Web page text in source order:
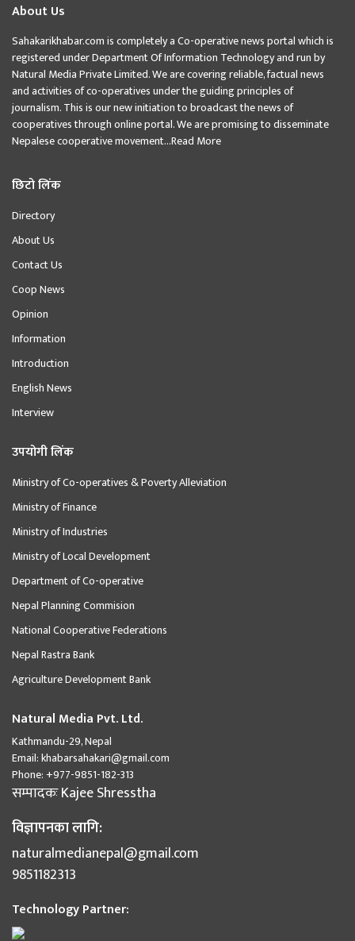
About Us
Sahakarikhabar.com is completely a Co-operative news portal which is
registered under Department Of Information Technology and run by
Natural Media Private Limited. We are covering reliable, factual news
and activities of co-operatives under the guiding principles of
journalism. This is our new initiation to broadcast the news of
cooperatives through online portal. We are promising to disseminate
Nepalese cooperative movement...Read More
छिटो लिंक
Directory
About Us
Contact Us
Coop News
Opinion
Information
Introduction
English News
Interview
उपयोगी लिंक
Ministry of Co-operatives & Poverty Alleviation
Ministry of Finance
Ministry of Industries
Ministry of Local Development
Department of Co-operative
Nepal Planning Commision
National Cooperative Federations
Nepal Rastra Bank
Agriculture Development Bank
Natural Media Pvt. Ltd.
Kathmandu-29, Nepal
Email:khabarsahakari@gmail.com
Phone:+977-9851-182-313
सम्पादकःKajee Shresstha
विज्ञापनका लागि:
naturalmedianepal@gmail.com
9851182313
Technology Partner: